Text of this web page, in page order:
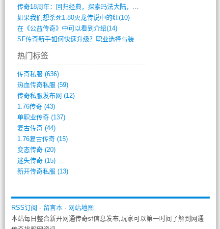
传奇18周年：回归经典，探索玛法大陆，寻(798)
如果我们想杀死1.80火龙传说中的红(10)
在《公益传奇》中可以看到介绍(14)
SF传奇新手如何快速升级？职业选择与装备(711)
热门标签
传奇私服 (636)
热血传奇私服 (59)
传奇私服发布网 (12)
1.76传奇(43)
单职业传奇(137)
复古传奇(44)
1.76复古传奇(15)
变态传奇(20)
迷失传奇(15)
新开传奇私服 (13)
RSS订阅 - 留言本- 网站地图
本站每日整合新开网通传奇sf信息发布,玩家可以第一时间了解到网通